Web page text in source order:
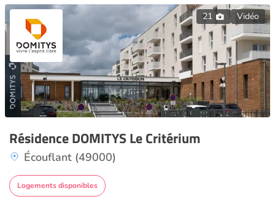
21 Vidéo
Résidence DOMITYS Le Critérium
Écouflant (49000)
Logements disponibles